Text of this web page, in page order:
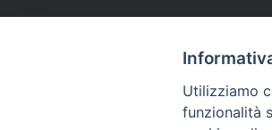
Utilizziamo
funzionalità